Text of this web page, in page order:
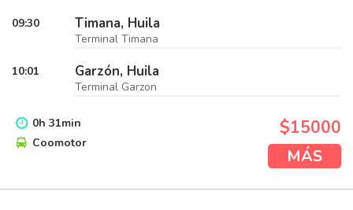
09:30 Timana, Huila
Terminal Timana
10:01 Garzón, Huila
Terminal Garzon
0h 31min
Coomotor
$15000
MÁS